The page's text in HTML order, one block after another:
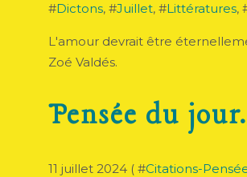
#Dictons, #Juillet, #Littératures,
L'amour devrait être
Zoé Valdés.
Pensée du
11 juillet 2024 ( #Citations-